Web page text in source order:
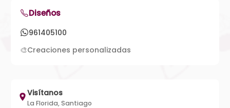
Diseños
961405100
🎨Creaciones personalizadas
Visítanos
La Florida, Santiago